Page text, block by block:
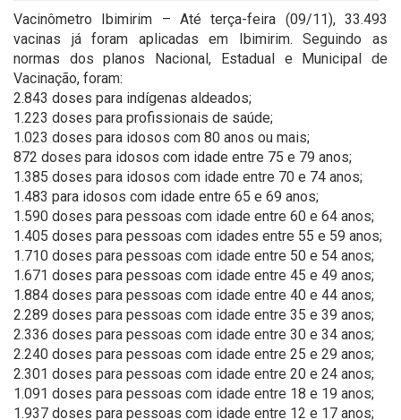
Vacinômetro Ibimirim – Até terça-feira (09/11), 33.493
vacinas já foram aplicadas em Ibimirim. Seguindo as
normas dos planos Nacional, Estadual e Municipal de
Vacinação, foram:
2.843 doses para indígenas aldeados;
1.223 doses para profissionais de saúde;
1.023 doses para idosos com 80 anos ou mais;
872 doses para idosos com idade entre 75 e 79 anos;
1.385 doses para idosos com idade entre 70 e 74 anos;
1.483 para idosos com idade entre 65 e 69 anos;
1.590 doses para pessoas com idade entre 60 e 64 anos;
1.405 doses para pessoas com idades entre 55 e 59 anos;
1.710 doses para pessoas com idade entre 50 e 54 anos;
1.671 doses para pessoas com idade entre 45 e 49 anos;
1.884 doses para pessoas com idade entre 40 e 44 anos;
2.289 doses para pessoas com idade entre 35 e 39 anos;
2.336 doses para pessoas com idade entre 30 e 34 anos;
2.240 doses para pessoas com idade entre 25 e 29 anos;
2.301 doses para pessoas com idade entre 20 e 24 anos;
1.091 doses para pessoas com idade entre 18 e 19 anos;
1.937 doses para pessoas com idade entre 12 e 17 anos;